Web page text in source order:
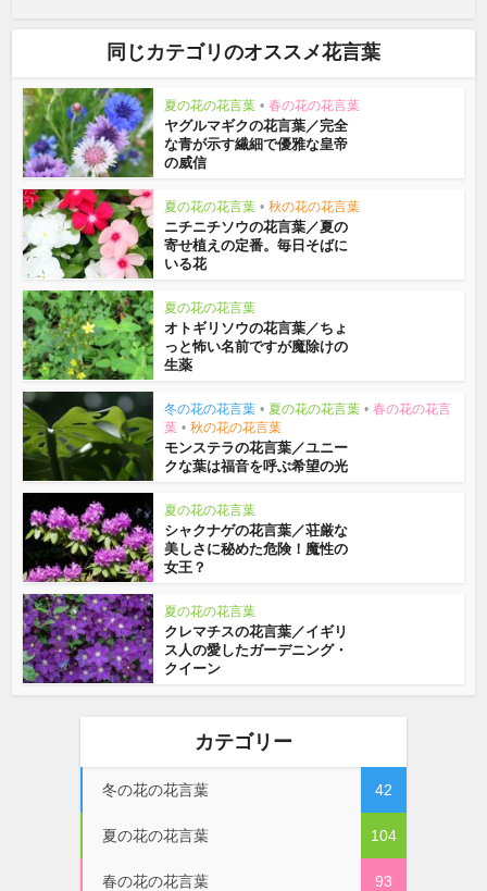
同じカテゴリのオススメ花言葉
夏の花の花言葉 • 春の花の花言葉
ヤグルマギクの花言葉／完全
な青が示す繊細で優雅な皇帝
の威信
夏の花の花言葉 • 秋の花の花言葉
ニチニチソウの花言葉／夏の
寄せ植えの定番。毎日そばに
いる花
夏の花の花言葉
オトギリソウの花言葉／ちょ
っと怖い名前ですが魔除けの
生薬
冬の花の花言葉 • 夏の花の花言葉 • 春の花の花言
葉 • 秋の花の花言葉
モンステラの花言葉／ユニー
クな葉は福音を呼ぶ希望の光
夏の花の花言葉
シャクナゲの花言葉／荘厳な
美しさに秘めた危険！魔性の
女王？
夏の花の花言葉
クレマチスの花言葉／イギリ
ス人の愛したガーデニング・
クイーン
カテゴリー
冬の花の花言葉 42
夏の花の花言葉 104
春の花の花言葉 93